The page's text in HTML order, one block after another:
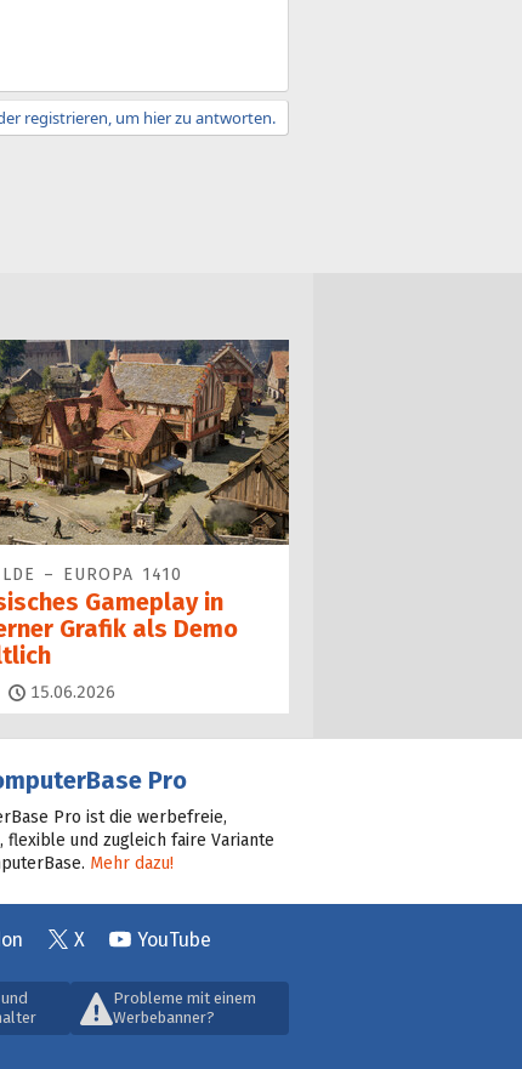
registrieren, um hier zu antworten.
– EUROPA 1410
Gameplay in
Grafik als Demo
15.06.2026
Pro
Pro ist die werbefreie,
flexible und zugleich faire Variante
Mehr dazu!
X YouTube
Probleme mit einem
Werbebanner?